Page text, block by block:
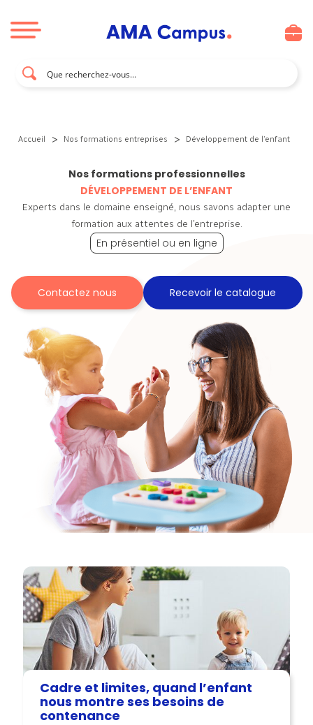
Accueil > Nos formations entreprises > Développement de l’enfant
Nos formations professionnelles
DÉVELOPPEMENT DE L’ENFANT
Experts dans le domaine enseigné, nous savons adapter une
formation aux attentes de l’entreprise.
En présentiel ou en ligne
Contactez nous Recevoir le catalogue
Cadre et limites, quand l’enfant
nous montre ses besoins de
contenance